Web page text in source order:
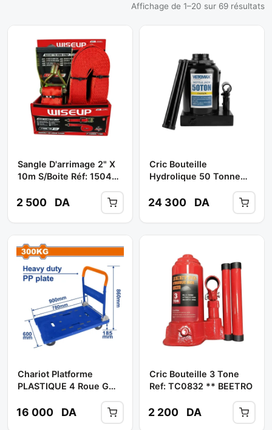
Affichage de 1–20 sur 69 résultats
Sangle D'arrimage 2" X
10m S/Boite Réf: 150401
2 500 DA
Cric Bouteille
Hydrolique 50 Tonne
VETOMAX
24 300 DA
Chariot Platforme
PLASTIQUE 4 Roue GM
** WADFOW
16 000 DA
Cric Bouteille 3 Tone
Ref: TC0832 ** BEETRO
2 200 DA